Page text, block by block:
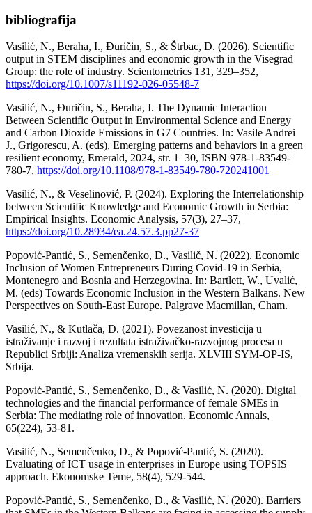
bibliografija
Vasilić, N., Beraha, I., Đuričin, S., & Štrbac, D. (2026). Scientific
output in STEM disciplines and economic growth in the Visegrad
Group: the role of industry. Scientometrics 131, 329–352,
https://doi.org/10.1007/s11192-026-05548-7
Vasilić, N., Đuričin, S., Beraha, I. The Dynamic Interaction
Between Scientific Output in Environmental Science and Energy
and Carbon Dioxide Emissions in G7 Countries. In: Vasile Andrei
J., Grigorescu, A. (eds), Emerging patterns and behaviors in a green
resilient economy, Emerald, 2024, str. 1–30, ISBN 978-1-83549-
780-7, https://doi.org/10.1108/978-1-83549-780-720241001
Vasilić, N., & Veselinović, P. (2024). Exploring the Interrelationship
between Scientific Knowledge and Economic Growth in Serbia:
Empirical Insights. Economic Analysis, 57(3), 27–37,
https://doi.org/10.28934/ea.24.57.3.pp27-37
Popović-Pantić, S., Semenčenko, D., Vasilič, N. (2022). Economic
Inclusion of Women Entrepreneurs During Covid-19 in Serbia,
Montenegro and Bosnia and Herzegovina. In: Bartlett, W., Uvalić,
M. (eds) Towards Economic Inclusion in the Western Balkans. New
Perspectives on South-East Europe. Palgrave Macmillan, Cham.
Vasilić, N., & Kutlača, Đ. (2021). Povezanost investicija u
istraživanje i razvoj i rezultata istraživačko-razvojnog procesa u
Republici Srbiji: Analiza vremenskih serija. XLVIII SYM-OP-IS,
Srbija.
Popović-Pantić, S., Semenčenko, D., & Vasilić, N. (2020). Digital
technologies and the financial performance of female SMEs in
Serbia: The mediating role of innovation. Economic Annals,
65(224), 53-81.
Vasilić, N., Semenčenko, D., & Popović-Pantić, S. (2020).
Evaluating of ICT usage in enterprises in Europe using TOPSIS
approach. Ekonomske Teme, 58(4), 529-544.
Popović-Pantić, S., Semenčenko, D., & Vasilić, N. (2020). Barriers